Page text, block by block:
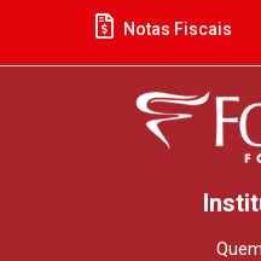
Notas Fiscais